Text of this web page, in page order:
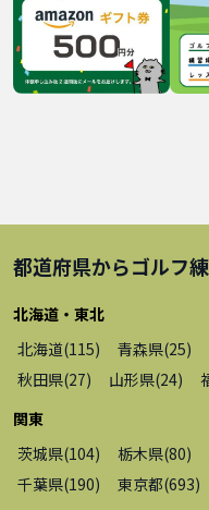
都道府県からゴルフ
北海道・東北
北海道(115) 青森県(25)
秋田県(27) 山形県(24)
関東
茨城県(104) 栃木県(80)
千葉県(190) 東京都(693)